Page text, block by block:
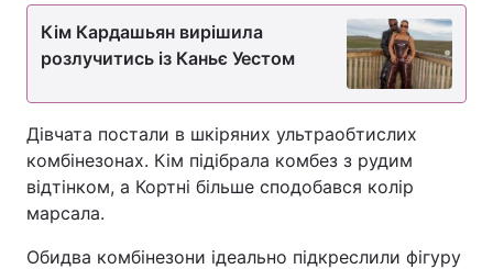
Кім Кардашьян вирішила
розлучитись із Каньє Уестом
Дівчата постали в шкіряних ультраобтислих
комбінезонах. Кім підібрала комбез з рудим
відтінком, а Кортні більше сподобався колір
марсала.
Обидва комбінезони ідеально підкреслили фігуру